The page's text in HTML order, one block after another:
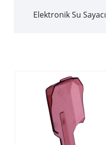
Elektronik Su Sayacı